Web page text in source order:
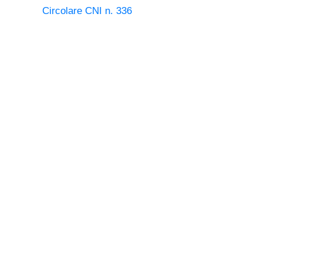
Circolare CNI n. 336